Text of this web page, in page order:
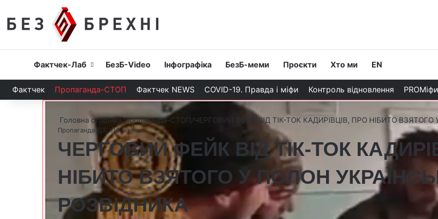
Головна
Фактчек-Лаб БезБ-Video Інфографіка БезБ-меми Проєкти Хто ми EN
Фактчек Пропаганда-СТОП Фактчек NEWS COVID-19. Правда і міфи Контроль відновлення PROМіфи
Головна сторінка/Пропаганда-СТОП/ЧЕРГОВИЙ ФЕЙК ВІД ТІК-ТОК КАДИРІВЦІВ, ПРО НІБИТО
Пропаганда-СТОПФактчек
ЧЕРГОВИЙ ФЕЙК ВІД ТІК-ТОК
НІБИТО ВЗЯТОГО У ПОЛОН
РОЗВІДНИКА